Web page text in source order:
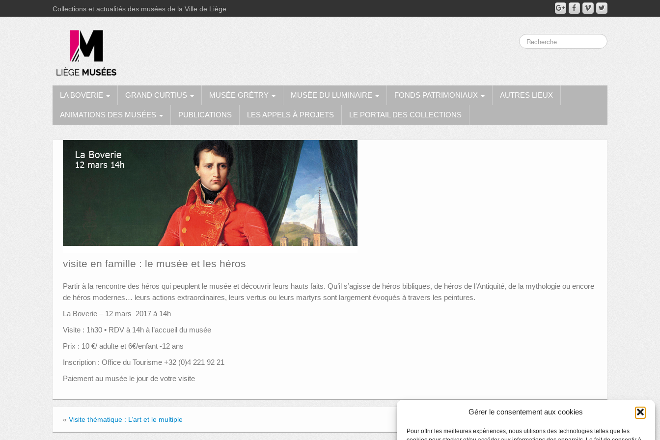
Gérer le consentement aux cookies
Pour offrir les meilleures expériences, nous utilisons des technologies telles que les
Collections et actualités des musées de la Ville de Liège
LA BOVERIE GRAND CURTIUS MUSÉE GRÉTRY MUSÉE DU LUMINAIRE FONDS PATRIMONIAUX AUTRES LIEUX
ANIMATIONS DES MUSÉES PUBLICATIONS LES APPELS À PROJETS LE PORTAIL DES COLLECTIONS
visite en famille : le musée et les héros
Partir à la rencontre des héros qui peuplent le musée et découvrir leurs hauts faits. Qu’il s’agisse de héros bibliques, de héros de l’Antiquité, de la mythologie ou encore
de héros modernes… leurs actions extraordinaires, leurs vertus ou leurs martyrs sont largement évoqués à travers les peintures.
La Boverie – 12 mars 2017 à 14h
Visite : 1h30 • RDV à 14h à l’accueil du musée
Prix : 10 €/ adulte et 6€/enfant -12 ans
Inscription : Office du Tourisme +32 (0)4 221 92 21
Paiement au musée le jour de votre visite
« Visite thématique : L’art et le multiple